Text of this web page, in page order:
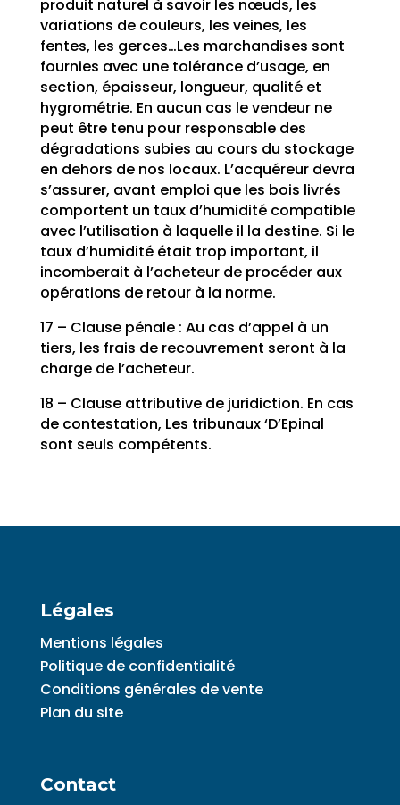
produit naturel à savoir les nœuds, les
variations de couleurs, les veines, les
fentes, les gerces…Les marchandises sont
fournies avec une tolérance d’usage, en
section, épaisseur, longueur, qualité et
hygrométrie. En aucun cas le vendeur ne
peut être tenu pour responsable des
dégradations subies au cours du stockage
en dehors de nos locaux. L’acquéreur devra
s’assurer, avant emploi que les bois livrés
comportent un taux d’humidité compatible
avec l’utilisation à laquelle il la destine. Si le
taux d’humidité était trop important, il
incomberait à l’acheteur de procéder aux
opérations de retour à la norme.
17 – Clause pénale : Au cas d’appel à un
tiers, les frais de recouvrement seront à la
charge de l’acheteur.
18 – Clause attributive de juridiction. En cas
de contestation, Les tribunaux ‘D’Epinal
sont seuls compétents.
Légales
Mentions légales
Politique de confidentialité
Conditions générales de vente
Plan du site
Contact